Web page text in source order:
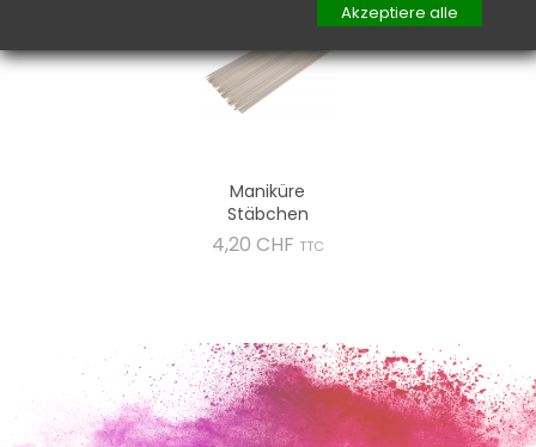
Maniküre
Stäbchen
4,20 CHF Preis
TTC
Akzeptiere alle